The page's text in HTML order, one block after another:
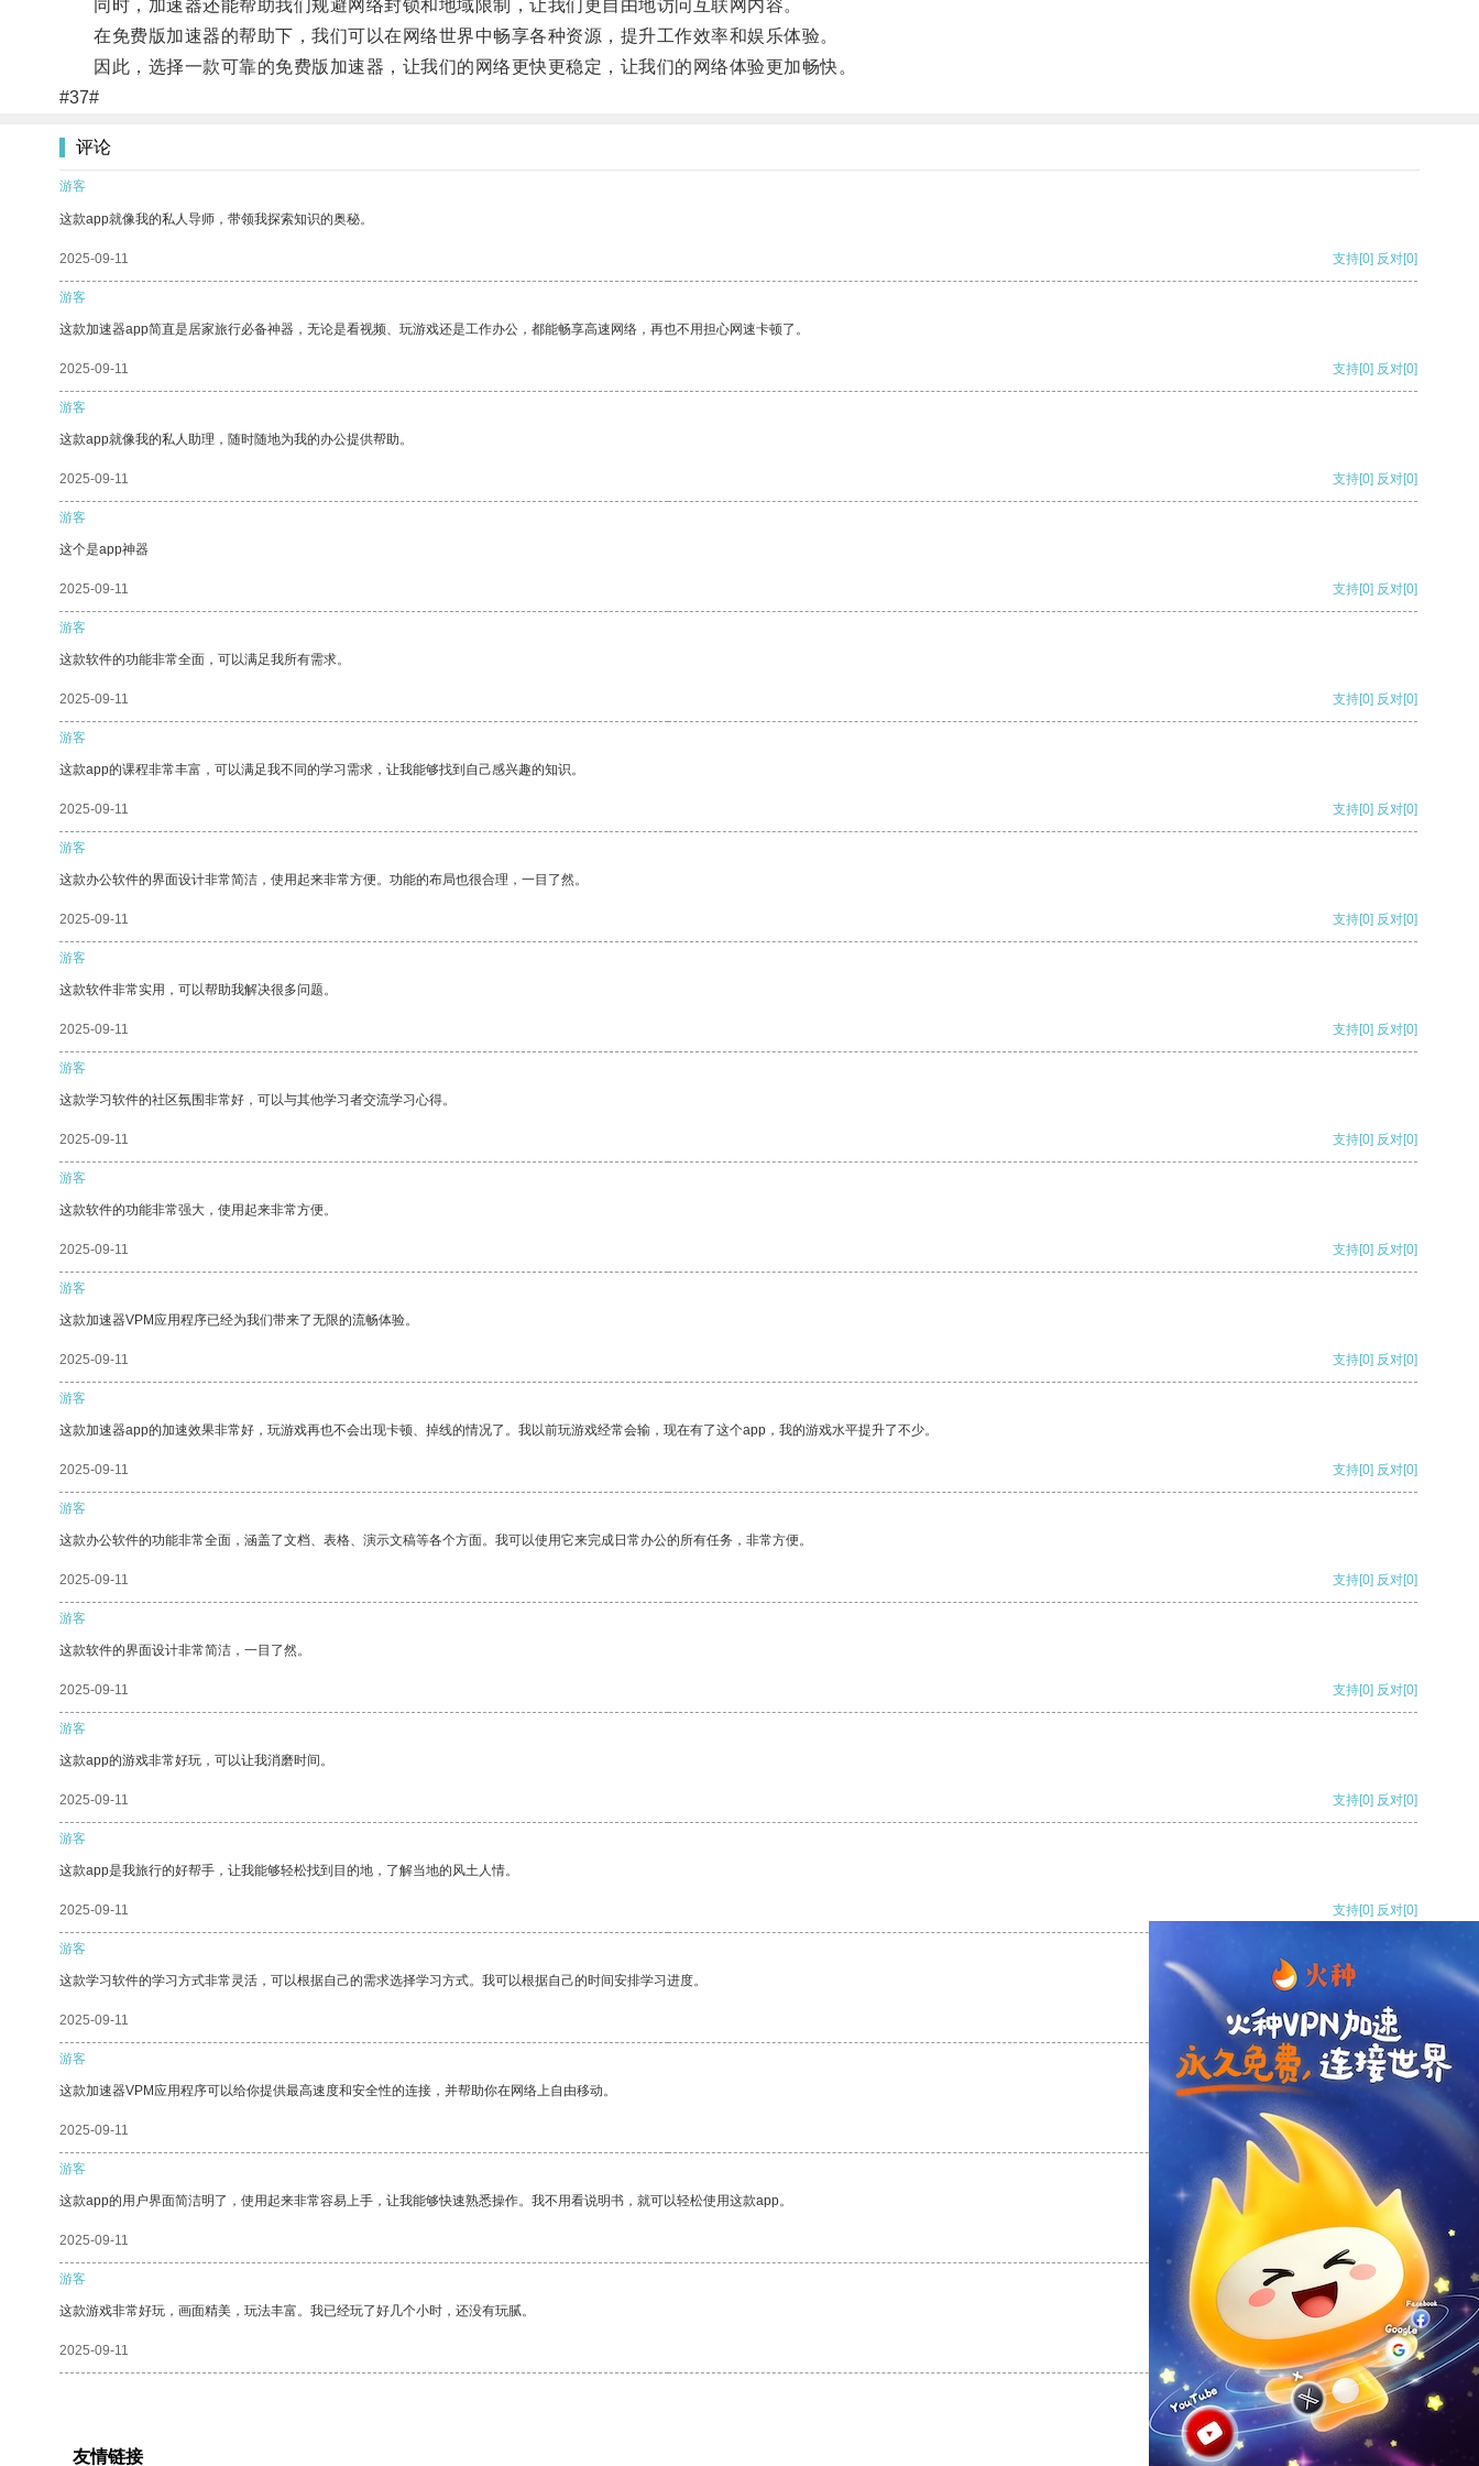
同时，加速器还能帮助我们规避网络封锁和地域限制，让我们更自由地访问互联网内容。
在免费版加速器的帮助下，我们可以在网络世界中畅享各种资源，提升工作效率和娱乐体验。
因此，选择一款可靠的免费版加速器，让我们的网络更快更稳定，让我们的网络体验更加畅快。
#37#
评论
游客
这款app就像我的私人导师，带领我探索知识的奥秘。
2025-09-11 支持[0] 反对[0]
游客
这款加速器app简直是居家旅行必备神器，无论是看视频、玩游戏还是工作办公，都能畅享高速网络，再也不用担心网速卡顿了。
2025-09-11 支持[0] 反对[0]
游客
这款app就像我的私人助理，随时随地为我的办公提供帮助。
2025-09-11 支持[0] 反对[0]
游客
这个是app神器
2025-09-11 支持[0] 反对[0]
游客
这款软件的功能非常全面，可以满足我所有需求。
2025-09-11 支持[0] 反对[0]
游客
这款app的课程非常丰富，可以满足我不同的学习需求，让我能够找到自己感兴趣的知识。
2025-09-11 支持[0] 反对[0]
游客
这款办公软件的界面设计非常简洁，使用起来非常方便。功能的布局也很合理，一目了然。
2025-09-11 支持[0] 反对[0]
游客
这款软件非常实用，可以帮助我解决很多问题。
2025-09-11 支持[0] 反对[0]
游客
这款学习软件的社区氛围非常好，可以与其他学习者交流学习心得。
2025-09-11 支持[0] 反对[0]
游客
这款软件的功能非常强大，使用起来非常方便。
2025-09-11 支持[0] 反对[0]
游客
这款加速器VPM应用程序已经为我们带来了无限的流畅体验。
2025-09-11 支持[0] 反对[0]
游客
这款加速器app的加速效果非常好，玩游戏再也不会出现卡顿、掉线的情况了。我以前玩游戏经常会输，现在有了这个app，我的游戏水平提升了不少。
2025-09-11 支持[0] 反对[0]
游客
这款办公软件的功能非常全面，涵盖了文档、表格、演示文稿等各个方面。我可以使用它来完成日常办公的所有任务，非常方便。
2025-09-11 支持[0] 反对[0]
游客
这款软件的界面设计非常简洁，一目了然。
2025-09-11 支持[0] 反对[0]
游客
这款app的游戏非常好玩，可以让我消磨时间。
2025-09-11 支持[0] 反对[0]
游客
这款app是我旅行的好帮手，让我能够轻松找到目的地，了解当地的风土人情。
2025-09-11 支持[0] 反对[0]
游客
这款学习软件的学习方式非常灵活，可以根据自己的需求选择学习方式。我可以根据自己的时间安排学习进度。
2025-09-11 支持[0] 反对
游客
这款加速器VPM应用程序可以给你提供最高速度和安全性的连接，并帮助你在网络上自由移动。
2025-09-11 支持
游客
这款app的用户界面简洁明了，使用起来非常容易上手，让我能够快速熟悉操作。我不用看说明书，就可以轻松使用这款app。
2025-09-11 反对 [0]
游客
这款游戏非常好玩，画面精美，玩法丰富。我已经玩了好几个小时，还没有玩腻。
2025-09-11 支持[0] 反对[0]
友情链接